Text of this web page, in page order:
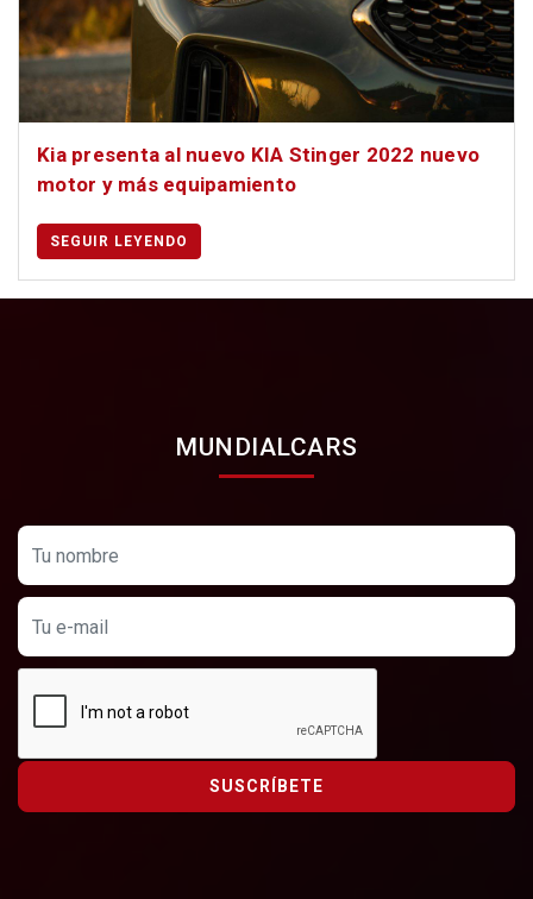
Kia presenta al nuevo KIA Stinger 2022 nuevo
motor y más equipamiento
SEGUIR LEYENDO
MUNDIALCARS
SUSCRÍBETE